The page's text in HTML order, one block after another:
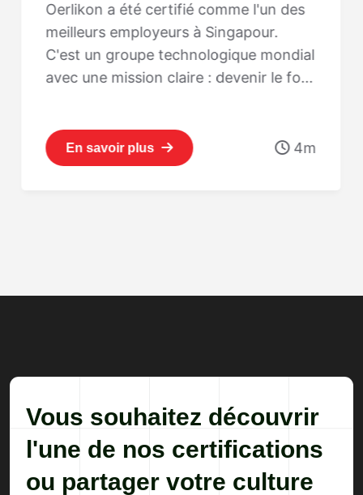
Oerlikon a été certifié comme l'un des
meilleurs employeurs à Singapour.
C'est un groupe technologique mondial
avec une mission claire : devenir le fo...
En savoir plus 4m
Vous souhaitez découvrir
l'une de nos certifications
ou partager votre culture